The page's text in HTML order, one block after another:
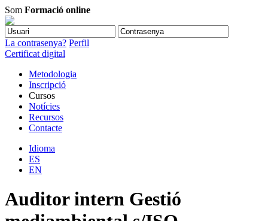
Som Formació online
La contrasenya? Perfil
Certificat digital
Metodologia
Inscripció
Cursos
Notícies
Recursos
Contacte
Idioma
ES
EN
Auditor intern Gestió